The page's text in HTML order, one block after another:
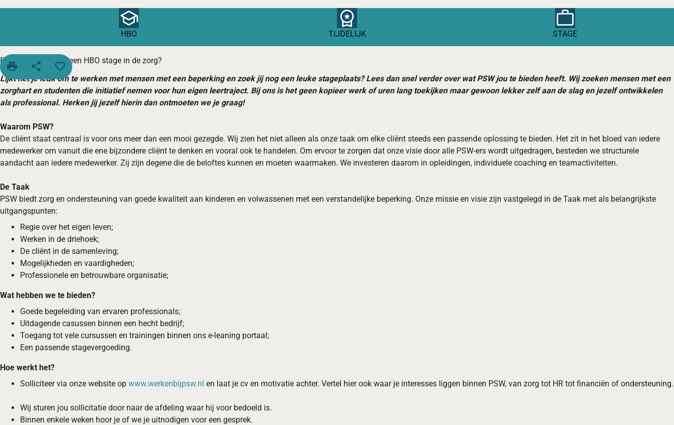
HBO TIJDELIJK STAGE
print share favorite_border
Ben jij opzoek naar een HBO stage in de zorg?
Lijkt het je leuk om te werken met mensen met een beperking en zoek jij nog een leuke stageplaats? Lees dan snel verder over wat PSW jou te bieden heeft. Wij zoeken mensen met een
zorghart en studenten die initiatief nemen voor hun eigen leertraject. Bij ons is het geen kopieer werk of uren lang toekijken maar gewoon lekker zelf aan de slag en jezelf ontwikkelen
als professional. Herken jij jezelf hierin dan ontmoeten we je graag!
Waarom PSW?
De cliënt staat centraal is voor ons meer dan een mooi gezegde. Wij zien het niet alleen als onze taak om elke cliënt steeds een passende oplossing te bieden. Het zit in het bloed van iedere
medewerker om vanuit die ene bijzondere cliënt te denken en vooral ook te handelen. Om ervoor te zorgen dat onze visie door alle PSW-ers wordt uitgedragen, besteden we structurele
aandacht aan iedere medewerker. Zij zijn degene die de beloftes kunnen en moeten waarmaken. We investeren daarom in opleidingen, individuele coaching en teamactiviteiten.
De Taak
PSW biedt zorg en ondersteuning van goede kwaliteit aan kinderen en volwassenen met een verstandelijke beperking. Onze missie en visie zijn vastgelegd in de Taak met als belangrijkste
uitgangspunten:
Regie over het eigen leven;
Werken in de driehoek;
De cliënt in de samenleving;
Mogelijkheden en vaardigheden;
Professionele en betrouwbare organisatie;
Wat hebben we te bieden?
Goede begeleiding van ervaren professionals;
Uitdagende casussen binnen een hecht bedrijf;
Toegang tot vele cursussen en trainingen binnen ons e-leaning portaal;
Een passende stagevergoeding.
Hoe werkt het?
Solliciteer via onze website op www.werkenbijpsw.nl en laat je cv en motivatie achter. Vertel hier ook waar je interesses liggen binnen PSW, van zorg tot HR tot financiën of ondersteuning.
Wij sturen jou sollicitatie door naar de afdeling waar hij voor bedoeld is.
Binnen enkele weken hoor je of we je uitnodigen voor een gesprek.